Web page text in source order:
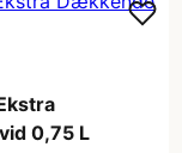
0,75 L